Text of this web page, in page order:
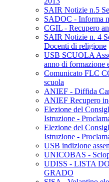
SAIR Notizie n.5
SADOC - Informa
CGIL - Recupero
SAIR Notizie n. 4
Docenti di religione
USB SCUOLA
anno di formazione
Comunicato FLC
scuola
ANIEF - Diffida
ANIEF Recupero
Elezione del
Istruzione -
Elezione del
Istruzione -
USB indizione
UNICOBAS -
UDISS - LISTA
GRADO